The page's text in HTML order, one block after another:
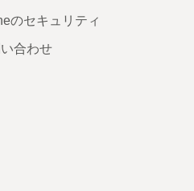
のセキュリティ
合わせ